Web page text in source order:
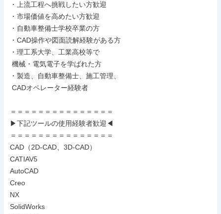
・上流工程へ挑戦したい方歓迎
・市場価値を高めたい方歓迎
・自動車整備士学校卒業の方
・CAD操作や図面読解経験がある方
・理工系大学、工業高校等で
・製造、自動車整備士、施工管理、
＝＝＝＝＝＝＝＝＝＝＝＝＝＝＝
▶下記ツールの使用経験者歓迎◀
＝＝＝＝＝＝＝＝＝＝＝＝＝＝＝
CAD（2D-CAD、3D-CAD）
CATIAV5
AutoCAD
Creo
NX
SolidWorks